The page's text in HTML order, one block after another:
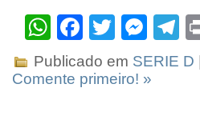
WhatsApp
Facebook
Twitter
Publicado em SERIE D
Comente primeiro! »